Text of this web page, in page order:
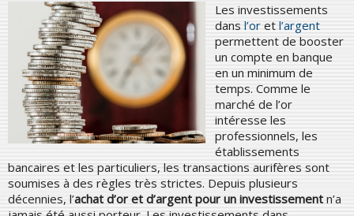
Les investissements
dans l’or et l’argent
permettent de booster
un compte en banque
en un minimum de
temps. Comme le
marché de l’or
intéresse les
professionnels, les
établissements
bancaires et les particuliers, les transactions aurifères sont
soumises à des règles très strictes. Depuis plusieurs
décennies, l’achat d’or et d’argent pour un investissement n’a